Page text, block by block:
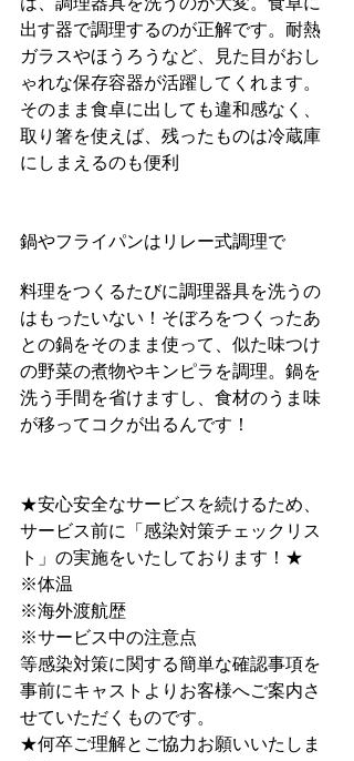
出す器で調理するのが正解です。耐熱
ガラスやほうろうなど、見た目がおし
ゃれな保存容器が活躍してくれます。
そのまま食卓に出しても違和感なく、
取り箸を使えば、残ったものは冷蔵庫
にしまえるのも便利
鍋やフライパンはリレー式調理で
料理をつくるたびに調理器具を洗うの
はもったいない！そぼろをつくったあ
との鍋をそのまま使って、似た味つけ
の野菜の煮物やキンピラを調理。鍋を
洗う手間を省けますし、食材のうま味
が移ってコクが出るんです！
★安心安全なサービスを続けるため、
サービス前に﻿「感染対策チェックリス
ト」﻿の実施をいたしております！★
※体温
※海外渡航歴
※サービス中の注意点
等感染対策に関する簡単な確認事項を
事前にキャストよりお客様へご案内さ
せていただくものです。
★何卒ご理解とご協力お願いいたしま